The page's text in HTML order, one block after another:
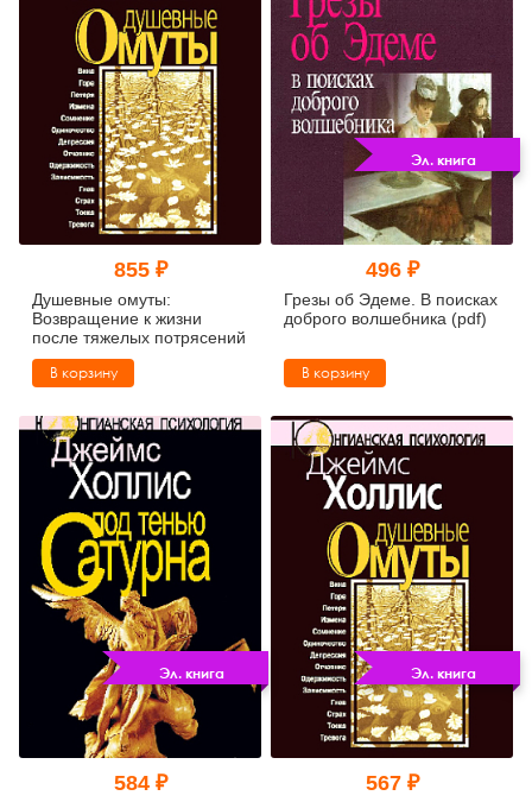
855 ₽
Душевные омуты:
Возвращение к жизни
после тяжелых потрясений
В корзину
Эл. книга
496 ₽
Грезы об Эдеме. В поисках
доброго волшебника (pdf)
В корзину
Эл. книга
584 ₽
Эл. книга
567 ₽